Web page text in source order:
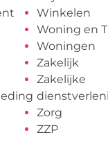
Winkelen
Woning en
Woningen
Zakelijk
Zakelijke
Zorg
ZZP